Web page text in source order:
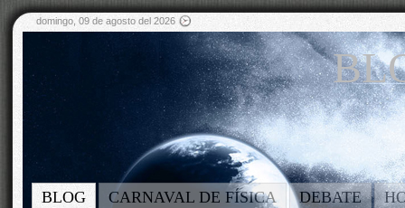
domingo, 09 de agosto del 2026
BLOG CARNAVAL DE FÍSICA DEBATE